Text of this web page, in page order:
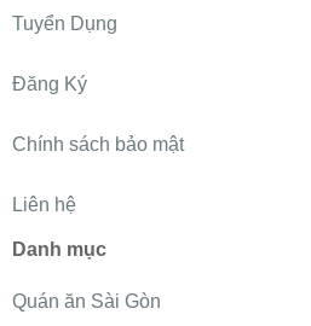
Tuyển Dụng
Đăng Ký
Chính sách bảo mật
Liên hệ
Danh mục
Quán ăn Sài Gòn